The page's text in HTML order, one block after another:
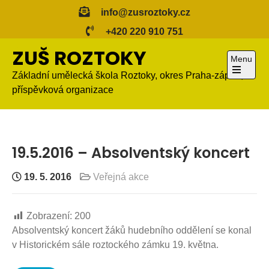
info@zusroztoky.cz
+420 220 910 751
ZUŠ ROZTOKY
Základní umělecká škola Roztoky, okres Praha-západ,
příspěvková organizace
Menu
Open
menu
19.5.2016 – Absolventský koncert
19. 5. 2016 Veřejná akce
Zobrazení: 200
Absolventský koncert žáků hudebního oddělení se konal
v Historickém sále roztockého zámku 19. května.